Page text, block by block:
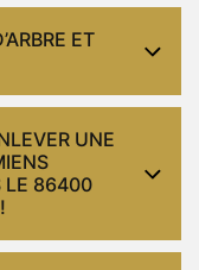
ET
UNE
LE 86400